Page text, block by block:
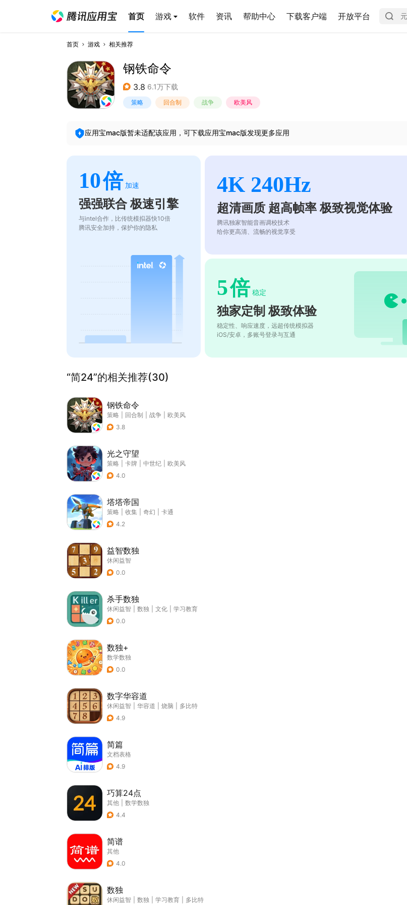
首页 游戏 软件 资讯 帮助中心 下载客户端 开放平台
首页 游戏 相关推荐
钢铁命令
3.8 6.1万下载
策略 回合制 战争 欧美风
应用宝mac版暂未适配该应用，可下载应用宝mac版发现更多应用
10倍 加速
强强联合 极速引擎
与intel合作，比传统模拟器快10倍
腾讯安全加持，保护你的隐私
4K 240Hz
超清画质 超高帧率 极致视觉体验
腾讯独家智能音画调校技术
给你更高清、流畅的视觉享受
5倍 稳定
独家定制 极致体验
稳定性、响应速度，远超传统模拟器
iOS/安卓，多账号登录与互通
“简24”的相关推荐(30)
钢铁命令
策略 回合制 战争
欧美风
3.8
光之守望
策略 卡牌 中世纪
欧美风
4.0
塔塔帝国
策略 收集 奇幻
卡通
4.2
益智数独
休闲益智
0.0
杀手数独
休闲益智 数独 文化
学习教育
0.0
数独+
数学数独
0.0
数字华容道
休闲益智 华容道 烧脑
多比特
4.9
简篇
文档表格
4.9
巧算24点
其他
数学数独
4.4
简谱
其他
4.0
数独
休闲益智 数独 学习教育 多比特